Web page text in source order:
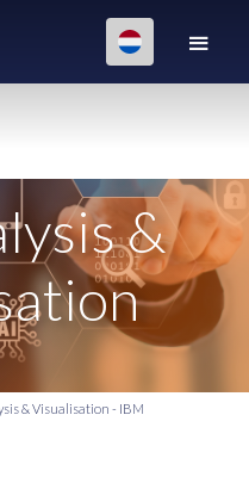
&
& Visualisation - IBM